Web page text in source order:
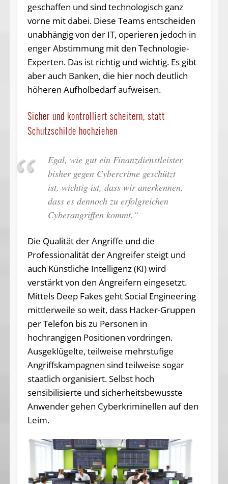
geschaffen und sind technologisch ganz
vorne mit dabei. Diese Teams entscheiden
unabhängig von der IT, operieren jedoch in
enger Abstimmung mit den Technologie-
Experten. Das ist richtig und wichtig. Es gibt
aber auch Banken, die hier noch deutlich
höheren Aufholbedarf aufweisen.
Sicher und kontrolliert scheitern, statt
Schutzschilde hochziehen
Egal, wie gut ein Finanzdienstleister
bisher gegen Cybercrime geschützt
ist, wichtig ist, dass wir anerkennen,
dass es dennoch zu erfolgreichen
Cyberangriffen kommt.“
Die Qualität der Angriffe und die
Professionalität der Angreifer steigt und
auch Künstliche Intelligenz (KI) wird
verstärkt von den Angreifern eingesetzt.
Mittels Deep Fakes geht Social Engineering
mittlerweile so weit, dass Hacker-Gruppen
per Telefon bis zu Personen in
hochrangigen Positionen vordringen.
Ausgeklügelte, teilweise mehrstufige
Angriffskampagnen sind teilweise sogar
staatlich organisiert. Selbst hoch
sensibilisierte und sicherheitsbewusste
Anwender gehen Cyberkriminellen auf den
Leim.